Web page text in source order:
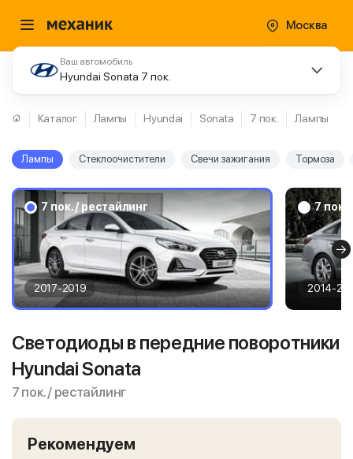
Москва
Ваш автомобиль
Hyundai Sonata 7 пок.
Каталог Лампы Hyundai Sonata 7 пок. Лампы
Лампы Стеклоочистители Свечи зажигания Тормоза
7 пок. / рестайлинг
2017-2019
7 пок.
2014-
Светодиоды в передние поворотники
Hyundai Sonata
7 пок. / рестайлинг
Рекомендуем